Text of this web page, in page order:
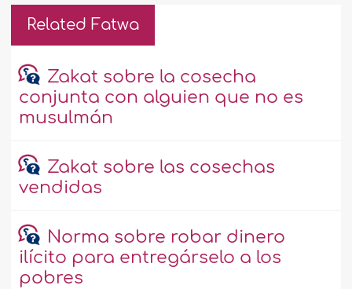
Related Fatwa
Zakat sobre la cosecha
conjunta con alguien que no es
musulmán
Zakat sobre las cosechas
vendidas
Norma sobre robar dinero
ilícito para entregárselo a los
pobres